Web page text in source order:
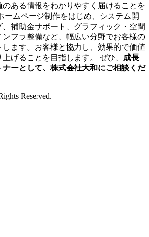
のある情報をわかりやすく届けることを
ームページ制作をはじめ、システム開
補助金サポート、グラフィック・空間
ンフラ整備など、幅広い分野でお客様の
ます。お客様と協力し、効果的で価値
げることを目指します。 ぜひ、 成長
ナーとして、株式会社大和にご相談くだ
Reserved.